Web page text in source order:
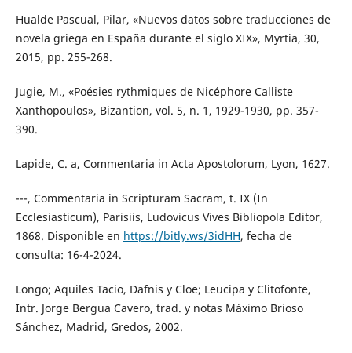
Hualde Pascual, Pilar, «Nuevos datos sobre traducciones de
novela griega en España durante el siglo XIX», Myrtia, 30,
2015, pp. 255-268.
Jugie, M., «Poésies rythmiques de Nicéphore Calliste
Xanthopoulos», Bizantion, vol. 5, n. 1, 1929-1930, pp. 357-
390.
Lapide, C. a, Commentaria in Acta Apostolorum, Lyon, 1627.
---, Commentaria in Scripturam Sacram, t. IX (In
Ecclesiasticum), Parisiis, Ludovicus Vives Bibliopola Editor,
1868. Disponible en https://bitly.ws/3idHH, fecha de
consulta: 16-4-2024.
Longo; Aquiles Tacio, Dafnis y Cloe; Leucipa y Clitofonte,
Intr. Jorge Bergua Cavero, trad. y notas Máximo Brioso
Sánchez, Madrid, Gredos, 2002.